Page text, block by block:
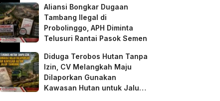
Aliansi Bongkar Dugaan
Tambang Ilegal di
Probolinggo, APH Diminta
Telusuri Rantai Pasok Semen
Diduga Terobos Hutan Tanpa
Izin, CV Melangkah Maju
Dilaporkan Gunakan
Kawasan Hutan untuk Jalur